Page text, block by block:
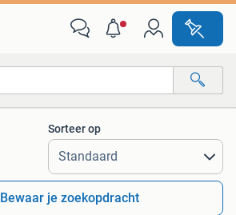
Alle afstanden…
Sorteer op
Bewaar je zoekopdracht